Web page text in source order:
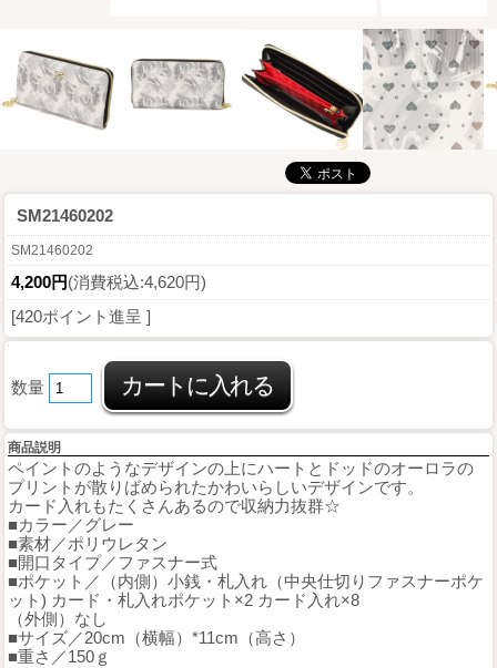
SM21460202
SM21460202
4,200円(消費税込:4,620円)
[420ポイント進呈 ]
数量
商品説明
ペイントのようなデザインの上にハートとドッドのオーロラの
プリントが散りばめられたかわいらしいデザインです。
カード入れもたくさんあるので収納力抜群☆
■カラー／グレー
■素材／ポリウレタン
■開口タイプ／ファスナー式
■ポケット／（内側）小銭・札入れ（中央仕切りファスナーポケ
ット) カード・札入れポケット×2 カード入れ×8
（外側）なし
■サイズ／20cm（横幅）*11cm（高さ）
■重さ／150ｇ